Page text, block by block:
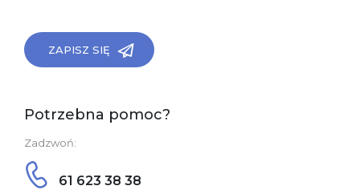
ZAPISZ SIĘ
Potrzebna pomoc?
Zadzwoń:
61 623 38 38